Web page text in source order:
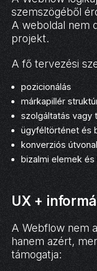
szemszögéből
A weboldal nem
projekt.
A fő tervezési
pozicionálás
márkapillér
szolgáltatás vagy
ügyféltörténet és
konverziós
bizalmi elemek és
UX +
A Webflow nem
hanem azért,
támogatja: